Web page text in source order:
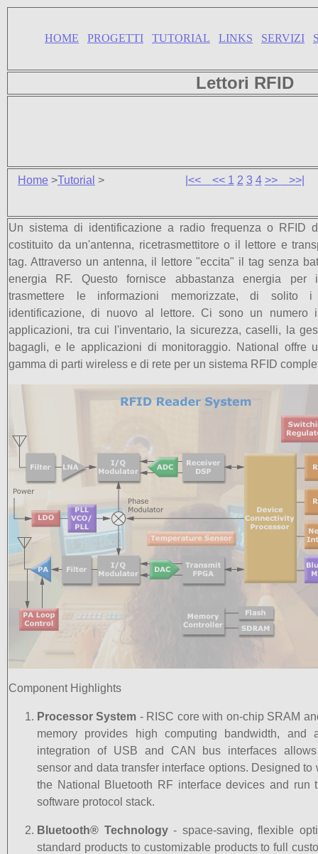
HOME PROGETTI TUTORIAL LINKS SERVIZI
Lettori RFID
Home >Tutorial > |<< << 1 2 3 4 >> >>|
Un sistema di identificazione a radio frequenza o RFID
costituito da un'antenna, ricetrasmettitore o il lettore e
tag. Attraverso un antenna, il lettore "eccita" il tag senza
energia RF. Questo fornisce abbastanza energia
trasmettere le informazioni memorizzate, di solito
identificazione, di nuovo al lettore. Ci sono un numero
applicazioni, tra cui l'inventario, la sicurezza, caselli, la
bagagli, e le applicazioni di monitoraggio. National offre
gamma di parti wireless e di rete per un sistema RFID
Component Highlights
Processor System - RISC core with on-chip SRAM
memory provides high computing bandwidth, and
integration of USB and CAN bus interfaces
sensor and data transfer interface options. Designed to
the National Bluetooth RF interface devices and run
software protocol stack.
Bluetooth® Technology- space-saving, flexible
standard products to customizable products to full